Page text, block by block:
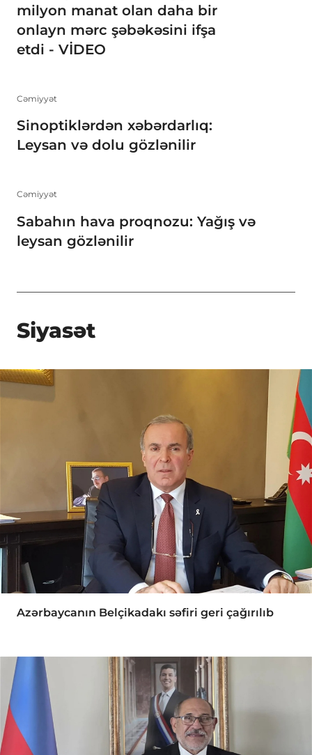
milyon manat olan daha bir
onlayn mərc şəbəkəsini ifşa
etdi - VİDEO
Cəmiyyət
Sinoptiklərdən xəbərdarlıq:
Leysan və dolu gözlənilir
Cəmiyyət
Sabahın hava proqnozu: Yağış və
leysan gözlənilir
Siyasət
Azərbaycanın Belçikadakı səfiri geri çağırılıb